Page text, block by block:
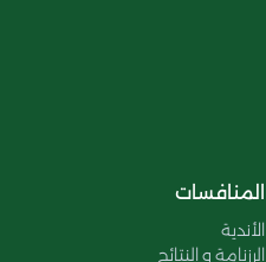
المنافسات
الأندية
الرزنامة و النتائج